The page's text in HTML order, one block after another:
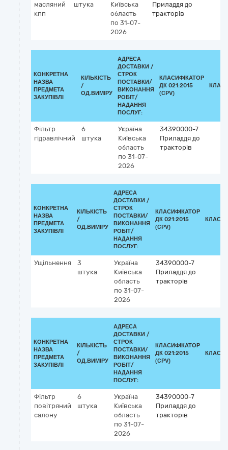
масляний
кпп
штука
Київська
область
по 31-07-
2026
Приладдя до
тракторів
КОНКРЕТНА
НАЗВА
ПРЕДМЕТА
ЗАКУПІВЛІ
КІЛЬКІСТЬ
/
ОД.ВИМІРУ
АДРЕСА
ДОСТАВКИ /
СТРОК
ПОСТАВКИ/
ВИКОНАННЯ
РОБІТ/
НАДАННЯ
ПОСЛУГ:
КЛАСИФІКАТОР
ДК 021:2015
(CPV)
Фільтр
гідравлічний
6
штука
Україна
Київська
область
по 31-07-
2026
34390000-7
Приладдя до
тракторів
КОНКРЕТНА
НАЗВА
ПРЕДМЕТА
ЗАКУПІВЛІ
КІЛЬКІСТЬ
/
ОД.ВИМІРУ
АДРЕСА
ДОСТАВКИ /
СТРОК
ПОСТАВКИ/
ВИКОНАННЯ
РОБІТ/
НАДАННЯ
ПОСЛУГ:
КЛАСИФІКАТОР
ДК 021:2015
(CPV)
Ущільнення
3
штука
Україна
Київська
область
по 31-07-
2026
34390000-7
Приладдя до
тракторів
КОНКРЕТНА
НАЗВА
ПРЕДМЕТА
ЗАКУПІВЛІ
КІЛЬКІСТЬ
/
ОД.ВИМІРУ
АДРЕСА
ДОСТАВКИ /
СТРОК
ПОСТАВКИ/
ВИКОНАННЯ
РОБІТ/
НАДАННЯ
ПОСЛУГ:
КЛАСИФІКАТОР
ДК 021:2015
(CPV)
Фільтр
повітряний
салону
6
штука
Україна
Київська
область
по 31-07-
2026
34390000-7
Приладдя до
тракторів